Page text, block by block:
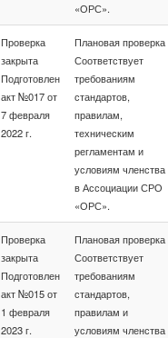
«ОРС».
Проверка
закрыта
Подготовлен
акт №017 от
7 февраля
2022 г.
Плановая проверка
Соответствует
требованиям
стандартов,
правилам,
техническим
регламентам и
условиям членства
в Ассоциации СРО
«ОРС».
Проверка
закрыта
Подготовлен
акт №015 от
1 февраля
2023 г.
Плановая проверка
Соответствует
требованиям
стандартов,
правилам и
условиям членства